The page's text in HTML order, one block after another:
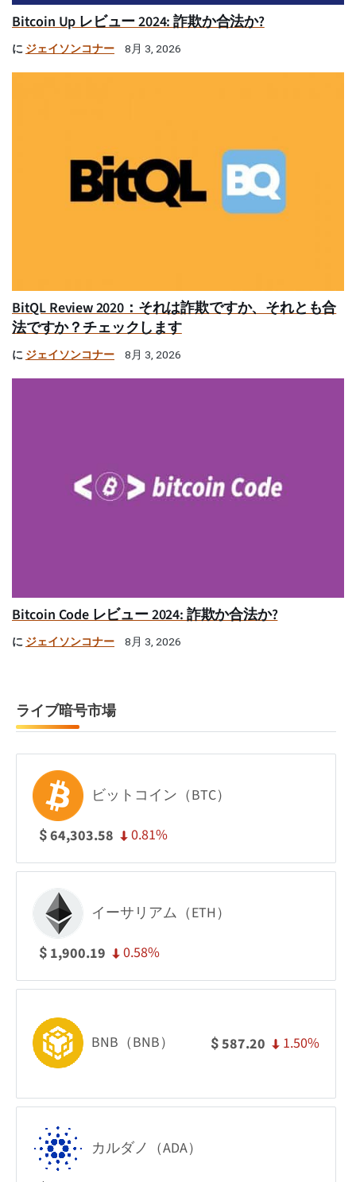
Bitcoin Up レビュー 2024: 詐欺か合法か?
に ジェイソンコナー 8月 3, 2026
BitQL Review 2020：それは詐欺ですか、それとも合
法ですか？チェックします
に ジェイソンコナー 8月 3, 2026
Bitcoin Code レビュー 2024: 詐欺か合法か?
に ジェイソンコナー 8月 3, 2026
ライブ暗号市場
ビットコイン（BTC）
$64,303.58 0.81%
イーサリアム（ETH）
$ 1,900.19 0.58%
BNB（BNB） $587.20 1.50%
カルダノ（ADA）